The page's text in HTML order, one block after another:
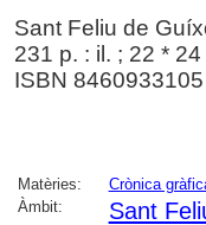
Sant Feliu de
231 p. : il. ; 22 * 24
ISBN 8460933105
Matèries: Crònica
Àmbit:
Sant